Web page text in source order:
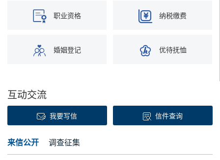
职业资格 纳税缴费
婚姻登记 优待抚恤
互动交流
我要写信 信件查询
来信公开 调查征集